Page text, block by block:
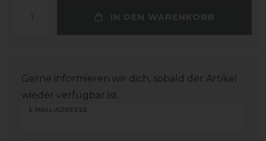
IN DEN WARENKORB
Gerne informieren wir dich, sobald der Artikel
wieder verfügbar ist.
E-MAIL-ADRESSE